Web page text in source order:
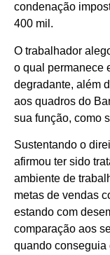
condenação
400 mil.
O trabalhador
o qual permanece
degradante, além
aos quadros do
sua função, como
Sustentando o
afirmou ter sido
ambiente de
metas de vendas
estando com
comparação aos
quando conseguia